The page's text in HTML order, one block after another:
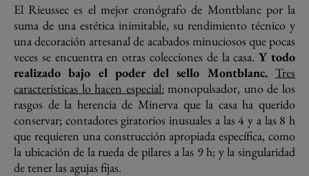
El Rieussec es el mejor cronógrafo de Montblanc por la
suma de una estética inimitable, su rendimiento técnico y
una decoración artesanal de acabados minuciosos que pocas
veces se encuentra en otras colecciones de la casa.Y todo
realizado bajo el poder del sello Montblanc. Tres
características lo hacen especial: monopulsador, uno de los
rasgos de la herencia de Minerva que la casa ha querido
conservar; contadores giratorios inusuales a las 4 y a las 8 h
que requieren una construcción apropiada específica, como
la ubicación de la rueda de pilares a las 9 h; y la singularidad
de tener las agujas fijas.